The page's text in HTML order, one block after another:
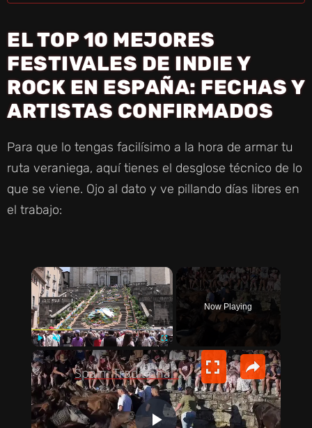
EL TOP 10 MEJORES
FESTIVALES DE INDIE Y
ROCK EN ESPAÑA: FECHAS Y
ARTISTAS CONFIRMADOS
Para que lo tengas facilísimo a la hora de armar tu
ruta veraniega, aquí tienes el desglose técnico de lo
que se viene. Ojo al dato y ve pillando días libres en
el trabajo:
×
PLAY UNMUTE FULLSCREEN
Now Playing
×
Spain: Traditional ‘Rapa Das Bestas’ Festival held in Sabucedo village, Spain.